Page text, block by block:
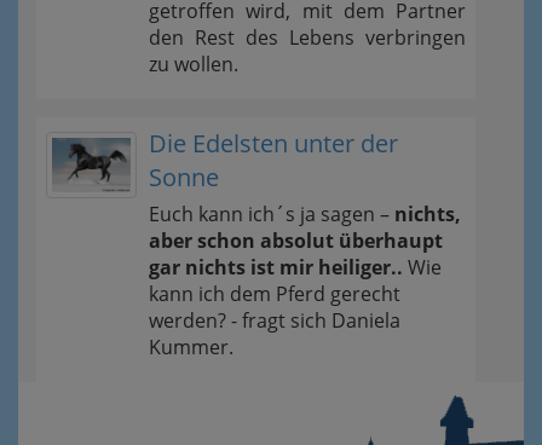
getroffen wird, mit dem Partner
den Rest des Lebens verbringen
zu wollen.
Die Edelsten unter der
Sonne
Euch kann ich´s ja sagen – nichts,
aber schon absolut überhaupt
gar nichts ist mir heiliger.. Wie
kann ich dem Pferd gerecht
werden? - fragt sich Daniela
Kummer.